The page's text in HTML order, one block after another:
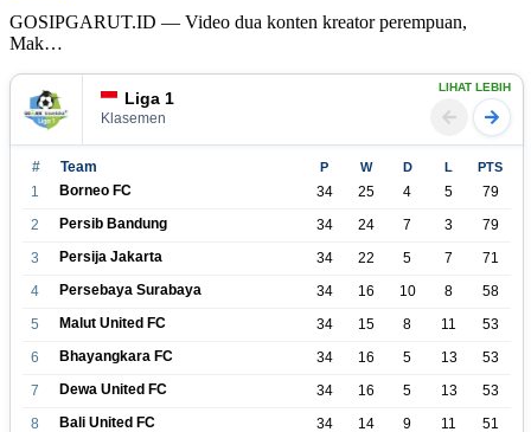
GOSIPGARUT.ID — Video dua konten kreator perempuan,
Mak…
Liga 1
Klasemen
LIHAT LEBIH
# Team P W D L PTS
1 Borneo FC 34 25 4 5
79
2
Persib Bandung 34 24 7 3
79
3
Persija Jakarta 34 22 5 7
71
4
Persebaya Surabaya 34 16 10 8
58
5
Malut United FC 34 15 8 11
53
6
Bhayangkara FC 34 16 5 13
53
7
Dewa United FC 34 16 5 13
53
8
Bali United FC 34 14 9 11
51